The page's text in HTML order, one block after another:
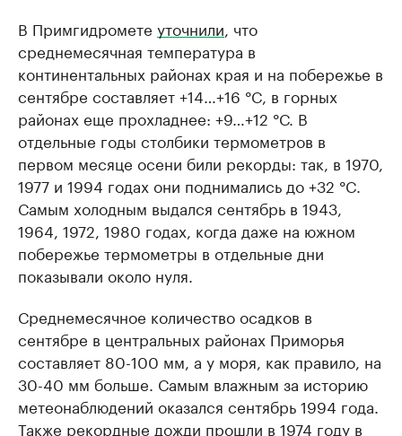
В Примгидромете уточнили , что
среднемесячная температура в
континентальных районах края и на побережье в
сентябре составляет +14…+16 °C, в горных
районах еще прохладнее: +9…+12 °С. В
отдельные годы столбики термометров в
первом месяце осени били рекорды: так, в 1970,
1977 и 1994 годах они поднимались до +32 °C.
Самым холодным выдался сентябрь в 1943,
1964, 1972, 1980 годах, когда даже на южном
побережье термометры в отдельные дни
показывали около нуля.
Среднемесячное количество осадков в
сентябре в центральных районах Приморья
составляет 80-100 мм, а у моря, как правило, на
30-40 мм больше. Самым влажным за историю
метеонаблюдений оказался сентябрь 1994 года.
Также рекордные дожди прошли в 1974 году в